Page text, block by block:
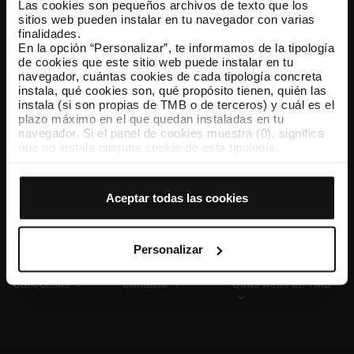
Las cookies son pequeños archivos de texto que los
sitios web pueden instalar en tu navegador con varias
finalidades.
En la opción “Personalizar”, te informamos de la tipología
de cookies que este sitio web puede instalar en tu
navegador, cuántas cookies de cada tipología concreta
instala, qué cookies son, qué propósito tienen, quién las
instala (si son propias de TMB o de terceros) y cuál es el
plazo máximo en el que quedan instaladas en tu
navegador. Si el panel de cookies muestra (0), significa
que no instala ninguna cookie de esta tipología.
que todas estas cookies se instalen en tu navegador.
tipología de cookies permite indicar si quieres que se
instalen o no las cookies de esa clase.
Una vez que hayas marcado tus preferencias, debes
hacer clic en “Seleccionar y configurar”. Así se instalarán
previamente. Te sugerimos que selecciones las cookies
de personalización, porque permiten recordar tus
opciones de navegación (como el idioma) y mejoran tu
Aceptar todas las cookies
Personalizar
TMB App
Descárgate TMB App y compra tus billetes
App Store Google Play
Conócenos Contacta Otras webs de TMB